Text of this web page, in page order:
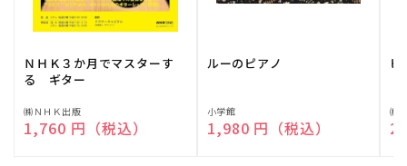
ＮＨＫ３か月でマスターす
る ギター
販
売
㈱ＮＨＫ出版
通常価格
1,760 円（税込）
ルーのピアノ
販
売
小学館
通常価格
1,980 円（税込）
ピ
販
売
㈱